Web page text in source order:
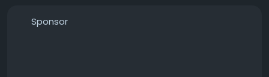
Sponsor